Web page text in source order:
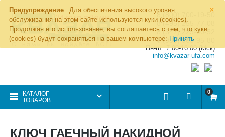
×
Предупреждение
Для обеспечения высокого уровня
обслуживания на этом сайте используются куки (cookies).
Продолжая его использование, вы соглашаетесь с тем, что куки
(cookies) будут сохраняться на вашем компьютере: Принять
8 (800) 700-19-50
8 (495) 255-77-08
8 (347) 225-00-52
8 (986) 963-95-80
Пн-пт: 7.00-16.00 (Мск)
info@kvazar-ufa.com
КАТАЛОГ
ТОВАРОВ
0
КЛЮЧ ГАЕЧНЫЙ НАКИДНОЙ